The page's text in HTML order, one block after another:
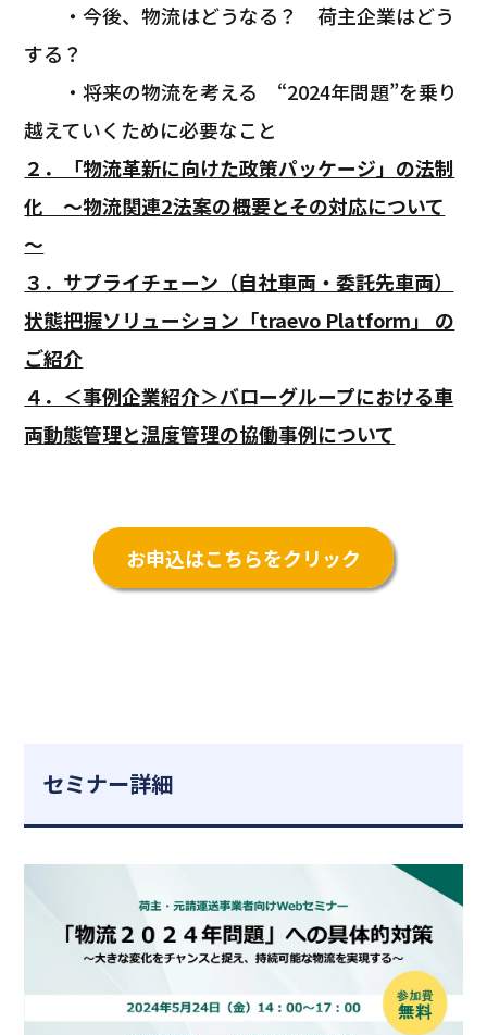
・今後、物流はどうなる？ 荷主企業はどう
する？
・将来の物流を考える “2024年問題”を乗り
越えていくために必要なこと
２．「物流革新に向けた政策パッケージ」の法制
化 ～物流関連2法案の概要とその対応について
～
３．サプライチェーン（自社車両・委託先車両）
状態把握ソリューション「traevo Platform」 の
ご紹介
４．＜事例企業紹介＞バローグループにおける車
両動態管理と温度管理の協働事例について
お申込はこちらをクリック
セミナー詳細